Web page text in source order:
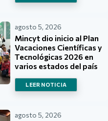
agosto 5, 2026
Mincyt dio inicio al Plan
Vacaciones Científicas y
Tecnológicas 2026 en
varios estados del país
LEER NOTICIA
agosto 5, 2026